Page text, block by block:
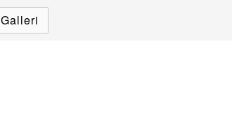
Galleri